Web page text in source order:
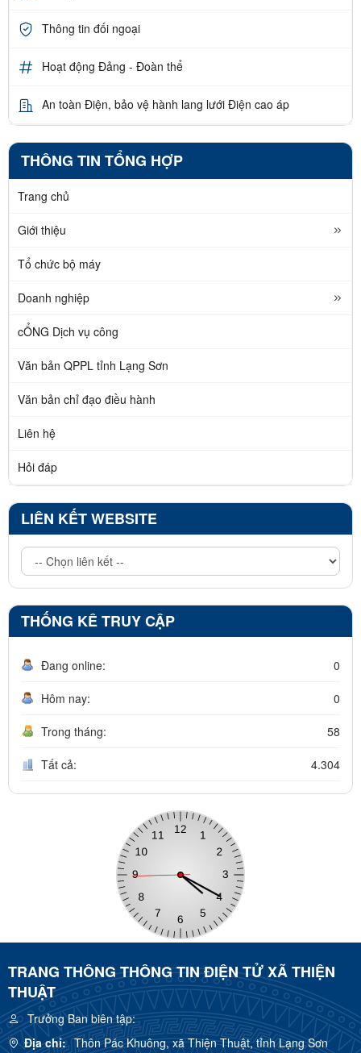
Thông tin đối ngoại
Hoạt động Đảng - Đoàn thể
An toàn Điện, bảo vệ hành lang lưới Điện cao áp
THÔNG TIN TỔNG HỢP
Trang chủ
Giới thiệu
Tổ chức bộ máy
Doanh nghiệp
cỔNG Dịch vụ công
Văn bản QPPL tỉnh Lạng Sơn
Văn bản chỉ đạo điều hành
Liên hệ
Hỏi đáp
LIÊN KẾT WEBSITE
THỐNG KÊ TRUY CẬP
Đang online: 0
Hôm nay: 0
Trong tháng: 58
Tất cả: 4.304
TRANG THÔNG THÔNG TIN ĐIỆN TỬ XÃ THIỆN
THUẬT
Trưởng Ban biên tập:
Địa chỉ: Thôn Pác Khuông, xã Thiện Thuật, tỉnh Lạng Sơn